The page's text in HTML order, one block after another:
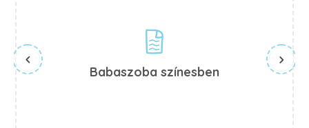
Babaszoba színesben